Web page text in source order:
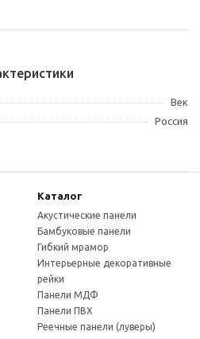
Век
Россия
Каталог
Акустические панели
Бамбуковые панели
Гибкий мрамор
Интерьерные декоративные
рейки
Панели МДФ
Панели ПВХ
Реечные панели (луверы)